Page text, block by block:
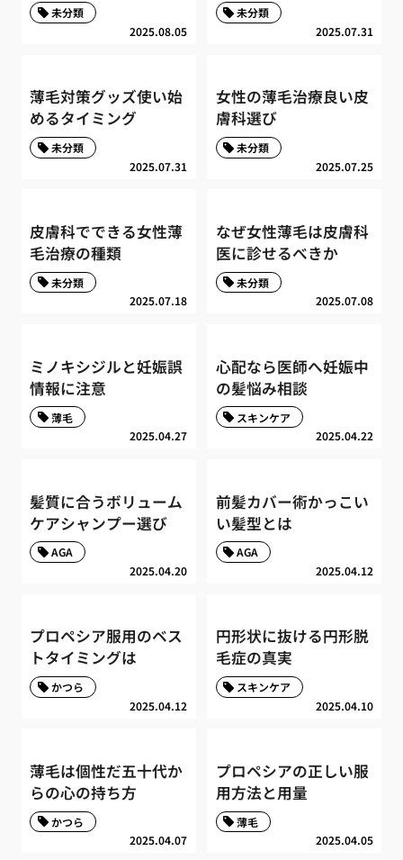
2025.08.05
未分類
2025.07.31
未分類
薄毛対策グッズ使い始
めるタイミング
2025.07.31
未分類
女性の薄毛治療良い皮
膚科選び
2025.07.25
未分類
皮膚科でできる女性薄
毛治療の種類
2025.07.18
未分類
なぜ女性薄毛は皮膚科
医に診せるべきか
2025.07.08
未分類
ミノキシジルと妊娠誤
情報に注意
2025.04.27
薄毛
心配なら医師へ妊娠中
の髪悩み相談
2025.04.22
スキンケア
髪質に合うボリューム
ケアシャンプー選び
2025.04.20
AGA
前髪カバー術かっこい
い髪型とは
2025.04.12
AGA
プロペシア服用のベス
トタイミングは
2025.04.12
かつら
円形状に抜ける円形脱
毛症の真実
2025.04.10
スキンケア
薄毛は個性だ五十代か
らの心の持ち方
2025.04.07
かつら
プロペシアの正しい服
用方法と用量
2025.04.05
薄毛